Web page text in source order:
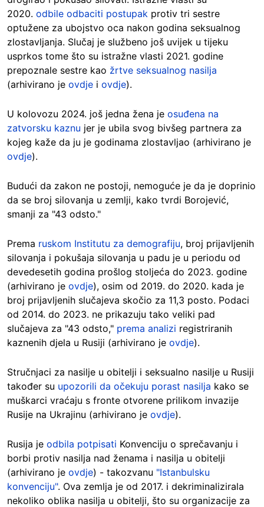
2020. odbile odbaciti postupak protiv tri sestre
optužene za ubojstvo oca nakon godina seksualnog
zlostavljanja. Slučaj je službeno još uvijek u tijeku
usprkos tome što su istražne vlasti 2021. godine
prepoznale sestre kao žrtve seksualnog nasilja
(arhivirano je ovdje i ovdje).
U kolovozu 2024. još jedna žena je osuđena na
zatvorsku kaznu jer je ubila svog bivšeg partnera za
kojeg kaže da ju je godinama zlostavljao (arhivirano je
ovdje).
Budući da zakon ne postoji, nemoguće je da je doprinio
da se broj silovanja u zemlji, kako tvrdi Borojević,
smanji za "43 odsto."
Prema ruskom Institutu za demografiju, broj prijavljenih
silovanja i pokušaja silovanja u padu je u periodu od
devedesetih godina prošlog stoljeća do 2023. godine
(arhivirano je ovdje), osim od 2019. do 2020. kada je
broj prijavljenih slučajeva skočio za 11,3 posto. Podaci
od 2014. do 2023. ne prikazuju tako veliki pad
slučajeva za "43 odsto," prema analizi registriranih
kaznenih djela u Rusiji (arhivirano je ovdje).
Stručnjaci za nasilje u obitelji i seksualno nasilje u Rusiji
također su upozorili da očekuju porast nasilja kako se
muškarci vraćaju s fronte otvorene prilikom invazije
Rusije na Ukrajinu (arhivirano je ovdje).
Rusija je odbila potpisati Konvenciju o sprečavanju i
borbi protiv nasilja nad ženama i nasilja u obitelji
(arhivirano je ovdje) - takozvanu "Istanbulsku
konvenciju". Ova zemlja je od 2017. i dekriminalizirala
nekoliko oblika nasilja u obitelji, što su organizacije za